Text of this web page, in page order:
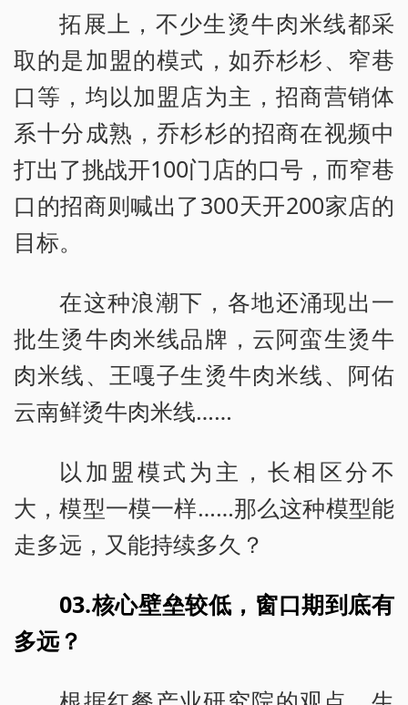
拓展上，不少生烫牛肉米线都采
取的是加盟的模式，如乔杉杉、窄巷
口等，均以加盟店为主，招商营销体
系十分成熟，乔杉杉的招商在视频中
打出了挑战开100门店的口号，而窄巷
口的招商则喊出了300天开200家店的
目标。
在这种浪潮下，各地还涌现出一
批生烫牛肉米线品牌，云阿蛮生烫牛
肉米线、王嘎子生烫牛肉米线、阿佑
云南鲜烫牛肉米线……
以加盟模式为主，长相区分不
大，模型一模一样……那么这种模型能
走多远，又能持续多久？
03.核心壁垒较低，窗口期到底有
多远？